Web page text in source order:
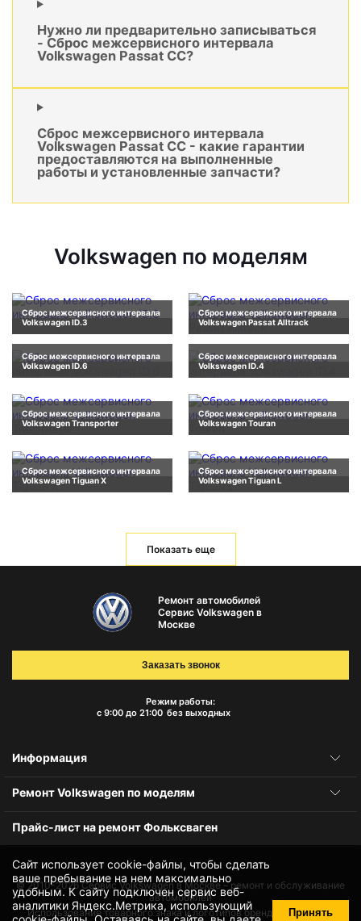
Нужно ли предварительно записываться
- Сброс межсервисного интервала
Volkswagen Passat CC?
Сброс межсервисного интервала
Volkswagen Passat CC - какие гарантии
предоставляются на выполненные
работы и установленные запчасти?
Volkswagen по моделям
Сброс межсервисного интервала
Volkswagen ID.3
Сброс межсервисного интервала
Volkswagen Passat Alltrack
Сброс межсервисного интервала
Volkswagen ID.6
Сброс межсервисного интервала
Volkswagen ID.4
Сброс межсервисного интервала
Volkswagen Transporter
Сброс межсервисного интервала
Volkswagen Touran
Сброс межсервисного интервала
Volkswagen Tiguan X
Сброс межсервисного интервала
Volkswagen Tiguan L
Показать еще
Сайт использует cookie-файлы, чтобы сделать
ваше пребывание на нем максимально
удобным. К cайту подключен сервис веб-
аналитики Яндекс.Метрика, использующий
Принять
Ремонт автомобилей
Сервис Volkswagen в
Москве
Режим работы:
с 9:00 до 21:00 без выходных
Заказать звонок
Информация
Ремонт Volkswagen по моделям
Прайс-лист на ремонт Фольксваген
© 2010-2026Сервис Volkswagen в Москве – ремонт и обслуживание
автомобилей
Использование товарного знака и логотипов бренда происходит